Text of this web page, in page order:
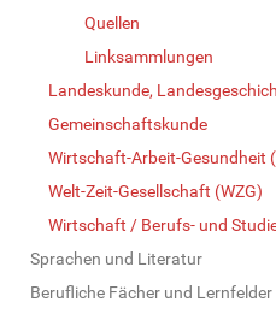
Quellen
Linksammlungen
Landeskunde,
Gemeinschaftskunde
Wirtschaft-Arbeit-Gesundheit
Welt-Zeit-Gesellschaft (WZG)
Wirtschaft / Berufs- und
Sprachen und Literatur
Berufliche Fächer und Lernfelder